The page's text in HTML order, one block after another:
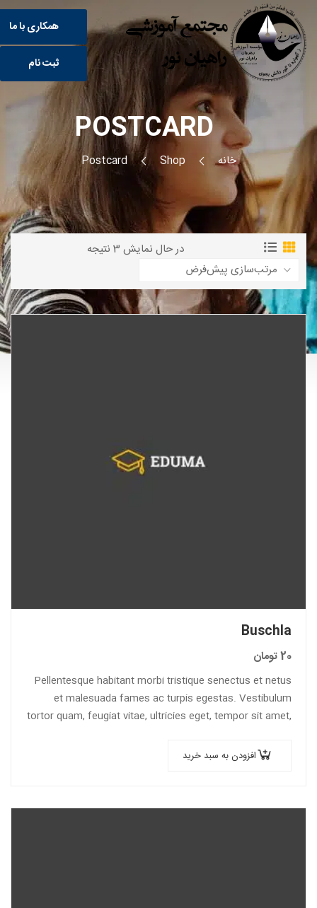
ثبت نام
همکاری با ما
POSTCARD
خانه Shop
Postcard
در حال نمایش 3 نتیجه
Buschla
20تومان
Pellentesque habitant morbi tristique senectus et netus
et malesuada fames ac turpis egestas. Vestibulum
tortor quam, feugiat vitae, ultricies eget, tempor sit amet,
افزودن به سبد خرید